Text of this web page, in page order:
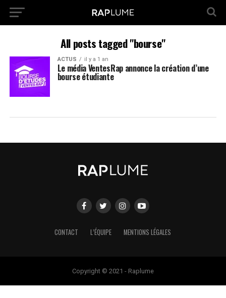
All posts tagged "bourse"
ACTUS il y a 1 an
Le média VentesRap annonce la création d’une
bourse étudiante
CONTACT L’ÉQUIPE MENTIONS LÉGALES
Copyright © 2021 - Raplume